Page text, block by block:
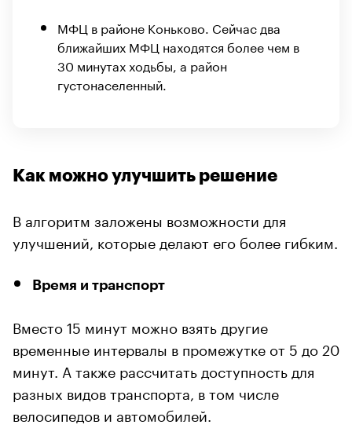
МФЦ в районе Коньково. Сейчас два
ближайших МФЦ находятся более чем в
30 минутах ходьбы, а район
густонаселенный.
Как можно улучшить решение
В алгоритм заложены возможности для
улучшений, которые делают его более гибким.
Время и транспорт
Вместо 15 минут можно взять другие
временные интервалы в промежутке от 5 до 20
минут. А также рассчитать доступность для
разных видов транспорта, в том числе
велосипедов и автомобилей.